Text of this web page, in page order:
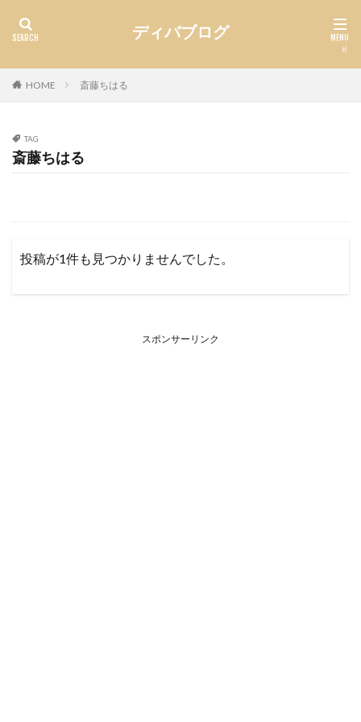
ディバブログ
HOME 斎藤ちはる
TAG
斎藤ちはる
投稿が1件も見つかりませんでした。
スポンサーリンク